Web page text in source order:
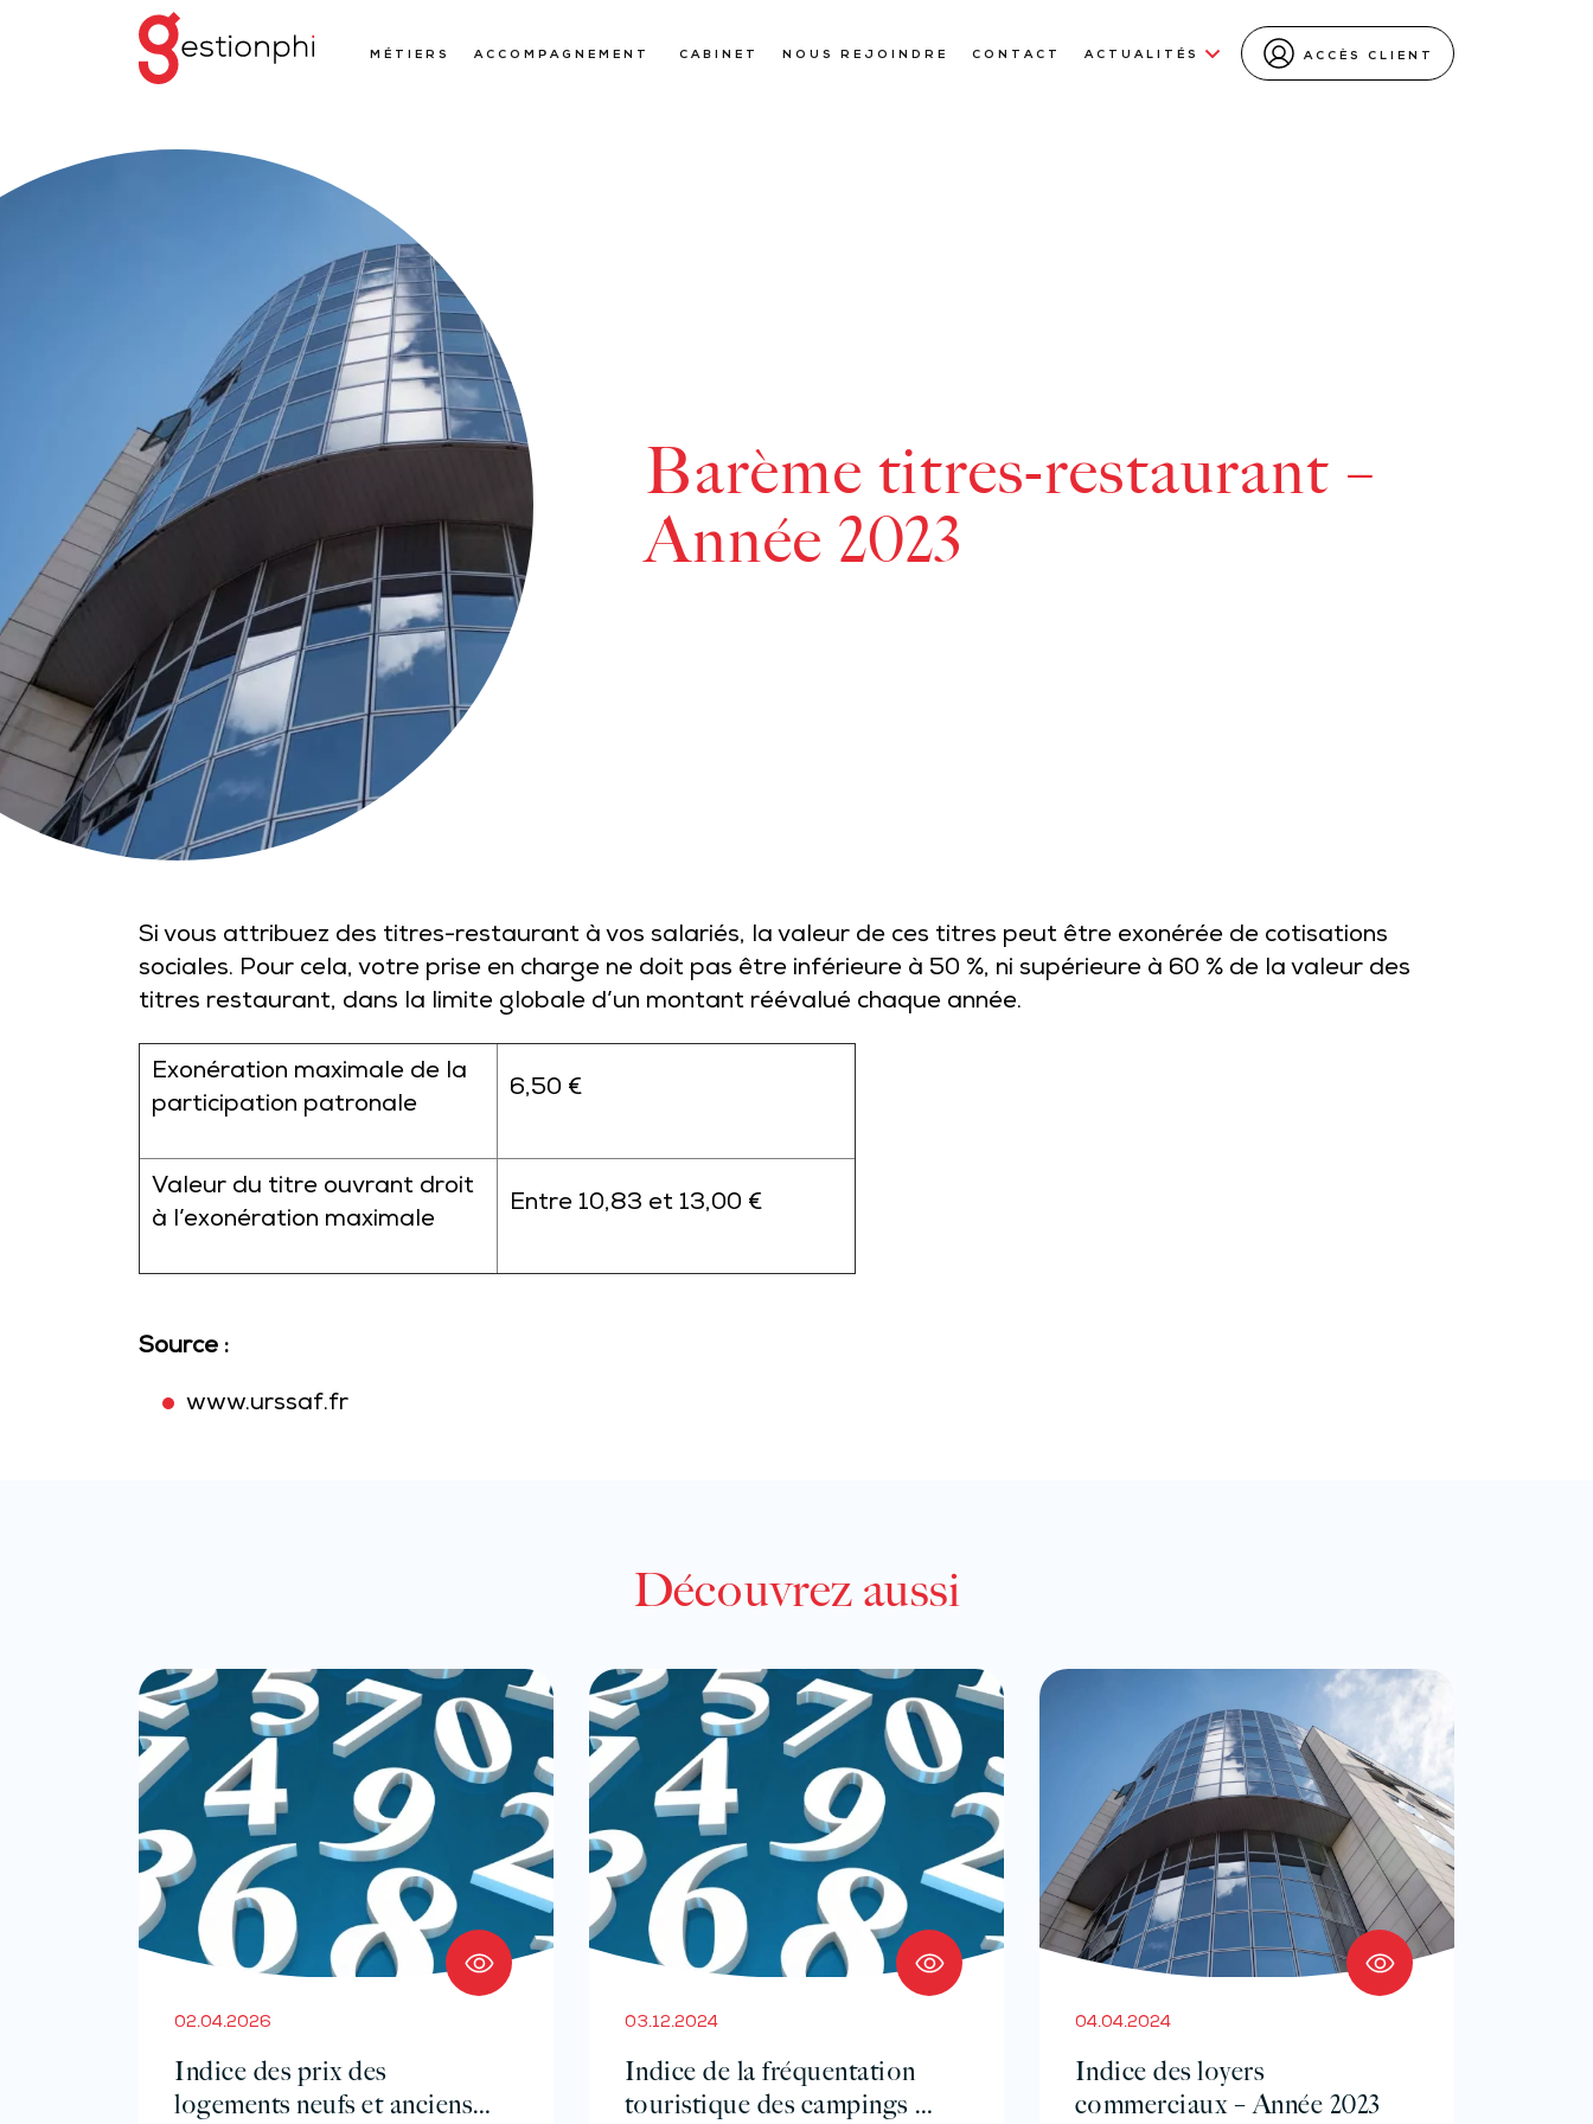
MÉTIERS ACCOMPAGNEMENT CABINET NOUS REJOINDRE CONTACT ACTUALITÉS ACCÈS CLIENT
Barème titres-restaurant –
Année 2023
Si vous attribuez des titres-restaurant à vos salariés, la valeur de ces titres peut être exonérée de cotisations
sociales. Pour cela, votre prise en charge ne doit pas être inférieure à 50 %, ni supérieure à 60 % de la valeur des
titres restaurant, dans la limite globale d’un montant réévalué chaque année.
Exonération maximale de la
participation patronale
6,50 €
Valeur du titre ouvrant droit
à l’exonération maximale
Entre 10,83 et 13,00 €
Source :
www.urssaf.fr
Découvrez aussi
02.04.2026
Indice des prix des
logements neufs et anciens –
03.12.2024
Indice de la fréquentation
touristique des campings –
04.04.2024
Indice des loyers
commerciaux – Année 2023